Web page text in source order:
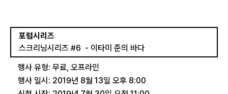
포럼시리즈
스크리닝시리즈 #6  - 이타미 준의 바다
행사 유형: 무료, 오프라인
행사 일시: 2019년 8월 13일 오후 8:00